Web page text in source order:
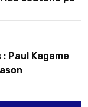
Paul Kagame